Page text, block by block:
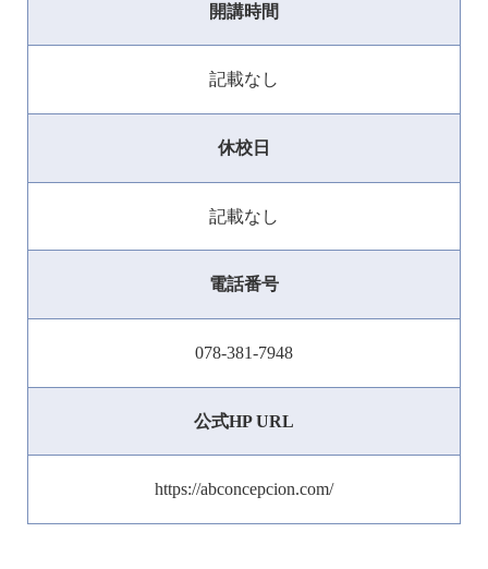
開講時間
記載なし
休校日
記載なし
電話番号
078-381-7948
公式HP URL
https://abconcepcion.com/